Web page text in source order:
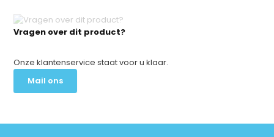
Vragen over dit product?
Onze klantenservice staat voor u klaar.
Mail ons